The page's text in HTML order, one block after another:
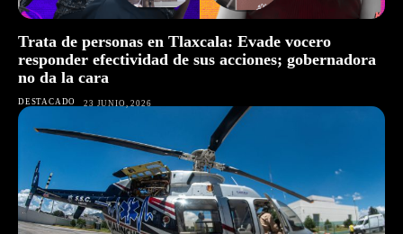
Trata de personas en Tlaxcala: Evade vocero
responder efectividad de sus acciones; gobernadora
no da la cara
DESTACADO 23 JUNIO, 2026